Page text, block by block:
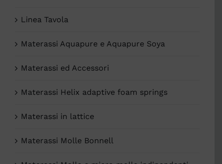
Linea Tavola
Materassi Aquapure e Aquapure Soya
Materassi ed Accessori
Materassi Helix adaptive foam springs
Materassi in lattice
Materassi Molle Bonnell